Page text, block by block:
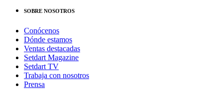
SOBRE NOSOTROS
Conócenos
Dónde estamos
Ventas destacadas
Setdart Magazine
Setdart TV
Trabaja con nosotros
Prensa